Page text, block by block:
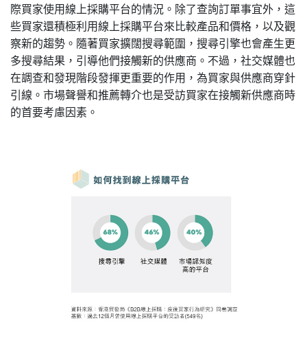
際買家使用線上採購平台的情況。除了查詢訂單事宜外，這
些買家還積極利用線上採購平台來比較產品和價格，以及觀
察新的趨勢。隨著買家擴闊搜尋範圍，搜尋引擎也會產生更
多搜尋結果，引導他們接觸新的供應商。不過，社交媒體也
在調查和發現階段發揮更重要的作用，為買家與供應商穿針
引線。市場聲譽和推薦轉介也是受訪買家在接觸新供應商時
的首要考慮因素。